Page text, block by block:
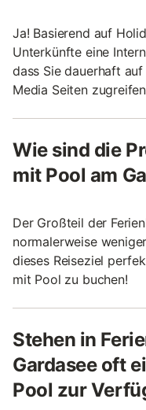
Ja! Basierend auf
Unterkünfte eine
dass Sie dauerhaft
Media Seiten
Wie sind die
mit Pool am
Der Großteil der
normalerweise
dieses Reiseziel
mit Pool zu buchen!
Stehen in
Gardasee oft
Pool zur